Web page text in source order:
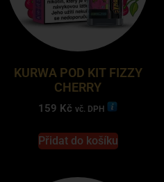
KURWA POD KIT FIZZY
CHERRY
159 Kč vč. DPH
Přidat do košíku